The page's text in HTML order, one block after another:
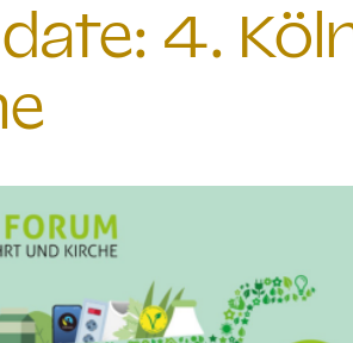
4.